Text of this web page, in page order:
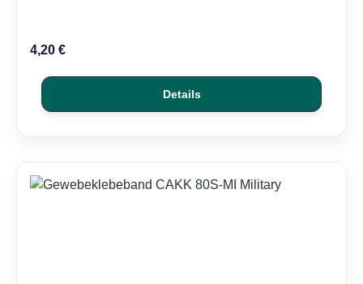
4,20 €
Details